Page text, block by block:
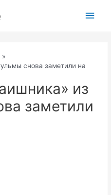
снова заметили на
из
заметили